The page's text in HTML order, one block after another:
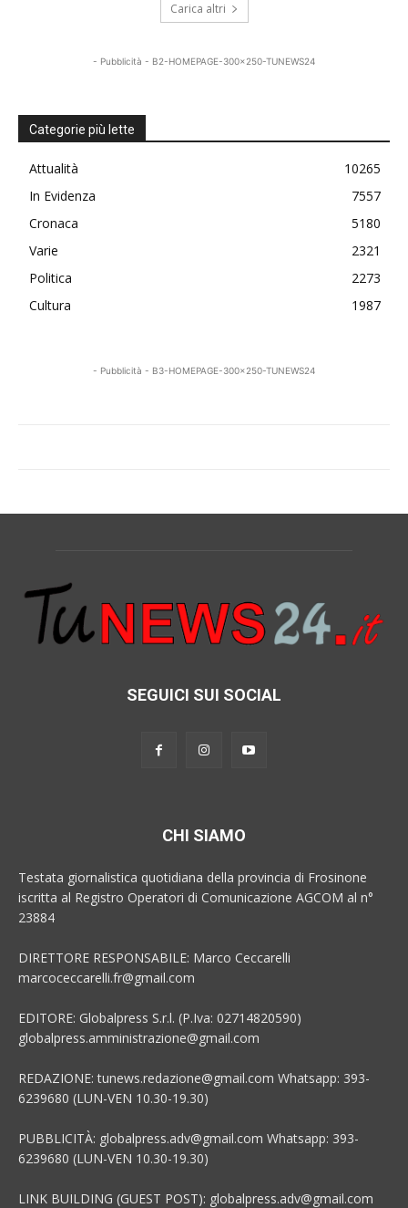
Carica altri
- Pubblicità - B2-HOMEPAGE-300x250-TUNEWS24
Categorie più lette
Attualità
10265
In Evidenza
7557
Cronaca
5180
Varie
2321
Politica
2273
Cultura
1987
- Pubblicità - B3-HOMEPAGE-300x250-TUNEWS24
SEGUICI SUI SOCIAL
CHI SIAMO
Testata giornalistica quotidiana della provincia di Frosinone
iscritta al Registro Operatori di Comunicazione AGCOM al n°
23884
DIRETTORE RESPONSABILE: Marco Ceccarelli
marcoceccarelli.fr@gmail.com
EDITORE: Globalpress S.r.l. (P.Iva: 02714820590)
globalpress.amministrazione@gmail.com
REDAZIONE: tunews.redazione@gmail.com Whatsapp: 393-
6239680 (LUN-VEN 10.30-19.30)
PUBBLICITÀ: globalpress.adv@gmail.com Whatsapp: 393-
6239680 (LUN-VEN 10.30-19.30)
LINK BUILDING (GUEST POST): globalpress.adv@gmail.com